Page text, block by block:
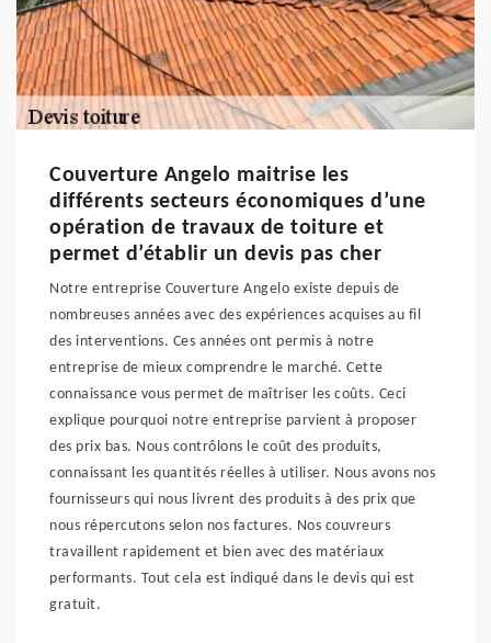
Couverture Angelo maitrise les
différents secteurs économiques d’une
opération de travaux de toiture et
permet d’établir un devis pas cher
Notre entreprise Couverture Angelo existe depuis de
nombreuses années avec des expériences acquises au fil
des interventions. Ces années ont permis à notre
entreprise de mieux comprendre le marché. Cette
connaissance vous permet de maîtriser les coûts. Ceci
explique pourquoi notre entreprise parvient à proposer
des prix bas. Nous contrôlons le coût des produits,
connaissant les quantités réelles à utiliser. Nous avons nos
fournisseurs qui nous livrent des produits à des prix que
nous répercutons selon nos factures. Nos couvreurs
travaillent rapidement et bien avec des matériaux
performants. Tout cela est indiqué dans le devis qui est
gratuit.